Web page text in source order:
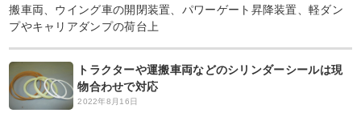
搬車両、ウイング車の開閉装置、パワーゲート昇降装置、軽ダン
プやキャリアダンプの荷台上
トラクターや運搬車両などのシリンダーシールは現
物合わせで対応
2022年8月16日